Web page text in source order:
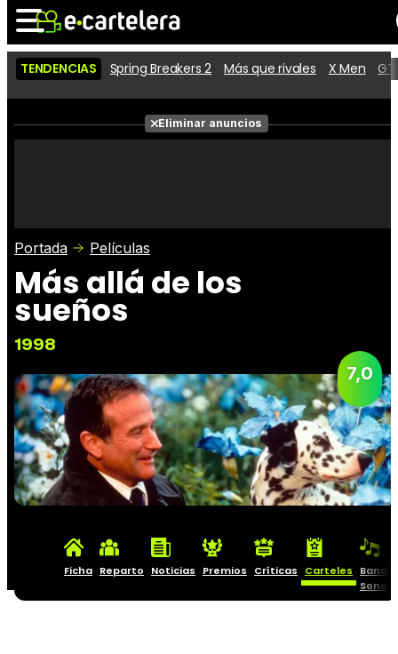
Noticias Cartelera
Películas
Críticas
TENDENCIAS Spring Breakers 2 Más que rivales X Men
Eliminar anuncios
Portada Películas
Más allá de los
sueños
1998
7,0
Ficha Reparto Noticias Premios Críticas Carteles
Banda
Sonora